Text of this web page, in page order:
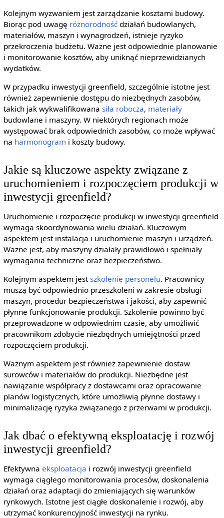
Kolejnym wyzwaniem jest zarządzanie kosztami budowy.
Biorąc pod uwagę różnorodnośćdziałań budowlanych,
materiałów, maszyn i wynagrodzeń, istnieje ryzyko
przekroczenia budżetu. Ważne jest odpowiednie planowanie
i monitorowanie kosztów, aby uniknąć nieprzewidzianych
wydatków.
W przypadku inwestycji greenfield, szczególnie istotne jest
również zapewnienie dostępu do niezbędnych zasobów,
takich jak wykwalifikowana siła robocza, materiały
budowlane i maszyny. W niektórych regionach może
występować brak odpowiednich zasobów, co może wpływać
na harmonogram i koszty budowy.
Jakie są kluczowe aspekty związane z
uruchomieniem i rozpoczęciem produkcji w
inwestycji greenfield?
Uruchomienie i rozpoczęcie produkcji w inwestycji greenfield
wymaga skoordynowania wielu działań. Kluczowym
aspektem jest instalacja i uruchomienie maszyn i urządzeń.
Ważne jest, aby maszyny działały prawidłowo i spełniały
wymagania techniczne oraz bezpieczeństwo.
Kolejnym aspektem jestszkolenie personelu. Pracownicy
muszą być odpowiednio przeszkoleni w zakresie obsługi
maszyn, procedur bezpieczeństwa i jakości, aby zapewnić
płynne funkcjonowanie produkcji. Szkolenie powinno być
przeprowadzone w odpowiednim czasie, aby umożliwić
pracownikom zdobycie niezbędnych umiejętności przed
rozpoczęciem produkcji.
Ważnym aspektem jest również zapewnienie dostaw
surowców i materiałów do produkcji. Niezbędne jest
nawiązanie współpracy z dostawcami oraz opracowanie
planów logistycznych, które umożliwią płynne dostawy i
minimalizację ryzyka związanego z przerwami w produkcji.
Jak dbać o efektywną eksploatację i rozwój
inwestycji greenfield?
Efektywna eksploatacja i rozwój inwestycji greenfield
wymaga ciągłego monitorowania procesów, doskonalenia
działań oraz adaptacji do zmieniających się warunków
rynkowych. Istotne jest ciągłe doskonalenie i rozwój, aby
utrzymać konkurencyjność inwestycji na rynku.